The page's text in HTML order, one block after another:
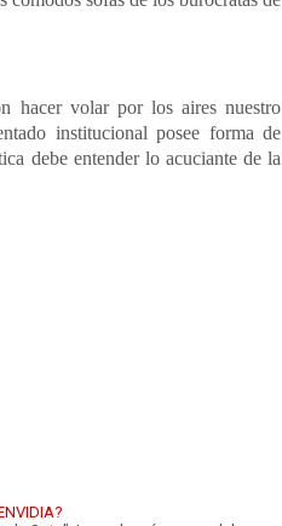
hacer volar por los aires nuestro
institucional posee forma de
debe entender lo acuciante de la